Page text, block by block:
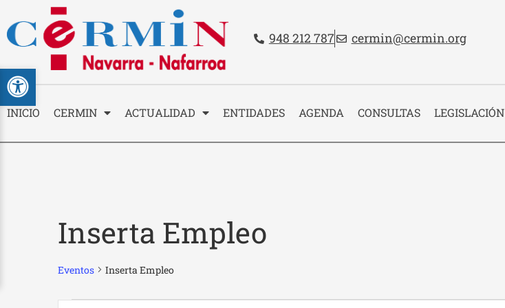
Abrir barra de herramientas
Contacto cabecera
Teléfono:
948 212 787 Email:
cermin@cermin.org
INICIO CERMIN ACTUALIDAD ENTIDADES AGENDA CONSULTAS LEGISLACIÓN
Inserta Empleo
Eventos Inserta Empleo